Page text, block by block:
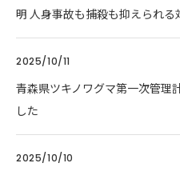
明 人身事故も捕殺も抑えられる
2025/10/11
青森県ツキノワグマ第一次管理
した
2025/10/10